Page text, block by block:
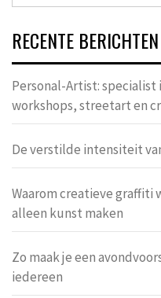
RECENTE BERICHTEN
Personal-Artist:
workshops, streetart en
De verstilde intensiteit
Waarom creatieve graffiti
alleen kunst maken
Zo maak je een
iedereen